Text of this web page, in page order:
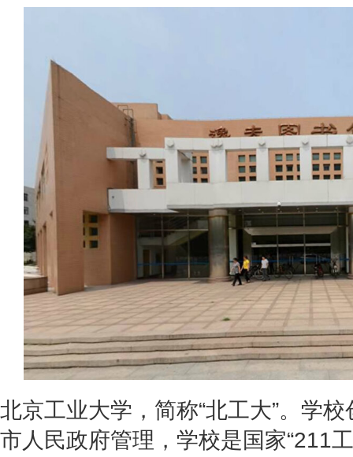
北京工业大学，简称“北工大”。学
市人民政府管理，学校是国家“211